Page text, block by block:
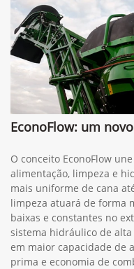
EconoFlow: um
O conceito EconoFlow
alimentação, limpeza e
mais uniforme de cana
limpeza atuará de forma
baixas e constantes no
sistema hidráulico de
em maior capacidade de
prima e economia de